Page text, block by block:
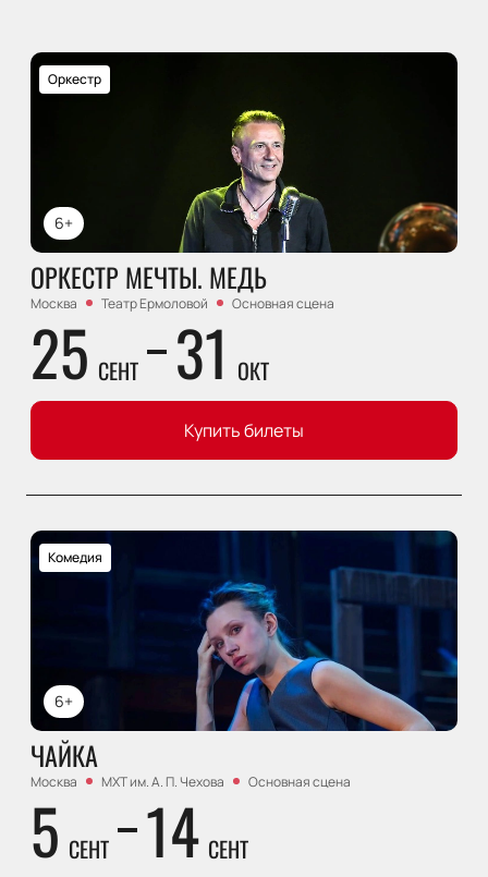
6+
Оркестр
ОРКЕСТР МЕЧТЫ. МЕДЬ
Москва Театр Ермоловой Основная сцена
25 СЕНТ 31 ОКТ
Купить билеты
6+
Комедия
ЧАЙКА
Москва МХТ им. А. П. Чехова Основная сцена
5 СЕНТ 14 СЕНТ